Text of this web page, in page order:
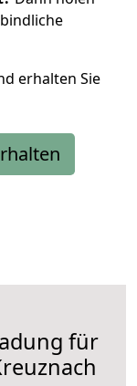
erhalten Sie
für